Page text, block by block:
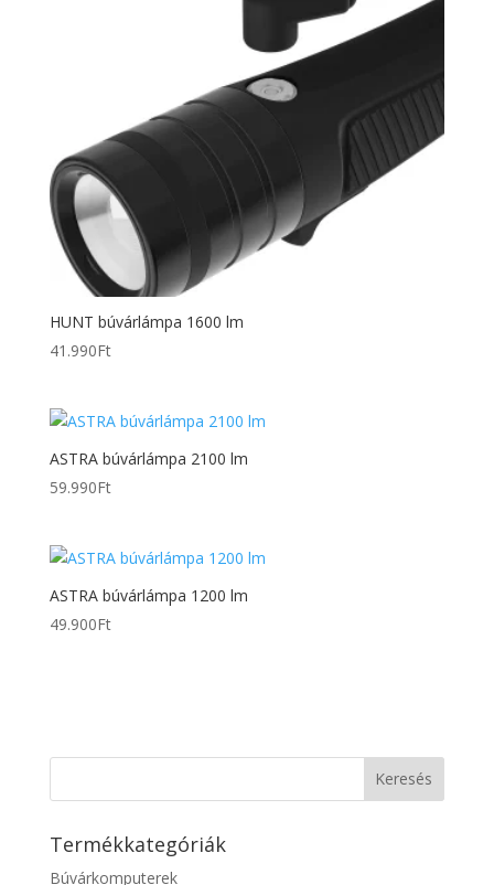
HUNT búvárlámpa 1600 lm
41.990Ft
ASTRA búvárlámpa 2100 lm
59.990Ft
ASTRA búvárlámpa 1200 lm
49.900Ft
Termékkategóriák
Búvárkomputerek